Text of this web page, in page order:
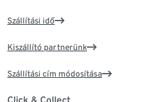
Szállítási idő
Kiszállító partnerünk
Szállítási cím módosítása